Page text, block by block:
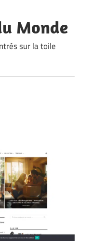
Monde
sur la toile